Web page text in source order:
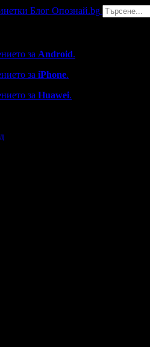
Блог Опознай.bg
за Android.
за iPhone.
за Huawei.